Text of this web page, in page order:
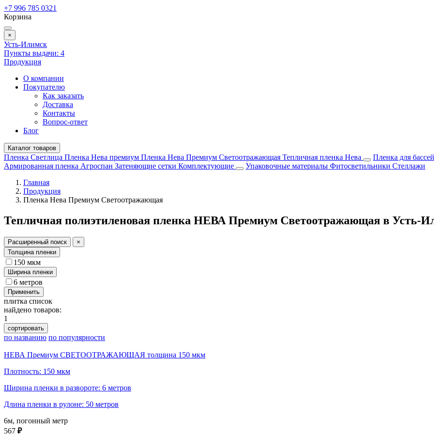
+7 996 785 0321
Корзина
×
Усть-Илимск
Пункты выдачи: 4
Продукция
О компании
Покупателю
Как заказать
Доставка
Контакты
Вопрос-ответ
Блог
Каталог товаров
Пленка Светлица Пленка Нева премиум Пленка Нева Премиум Светоотражающая Тепличная пленка Нева Пленка для
Армированная пленка Агроспан Затеняющие сетки Комплектующие Упаковочные материалы Фитосветильники Стеллажи
Главная
Продукция
Пленка Нева Премиум Светоотражающая
Тепличная полиэтиленовая пленка НЕВА Премиум Светоотражающая в Усть-
Расширенный поиск
×
Толщина пленки
150 мкм
Ширина пленки
6 метров
Применить
плитка список
найдено товаров:
1
сортировать
по названию по популярности
НЕВА Премиум СВЕТООТРАЖАЮЩАЯ толщина 150 мкм
Плотность: 150 мкм
Ширина пленки в развороте: 6 метров
Длина пленки в рулоне: 50 метров
6м, погонный метр
567 ₽